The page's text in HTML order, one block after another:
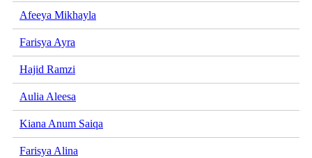
Afeeya Mikhayla
Farisya Ayra
Hajid Ramzi
Aulia Aleesa
Kiana Anum Saiqa
Farisya Alina